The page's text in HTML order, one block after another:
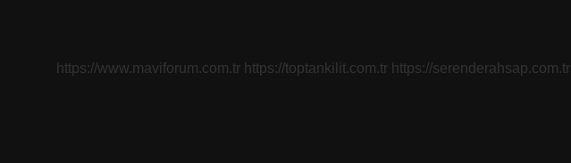
https://www.maviforum.com.tr https://toptankilit.com.tr https://serenderahsap.com.tr